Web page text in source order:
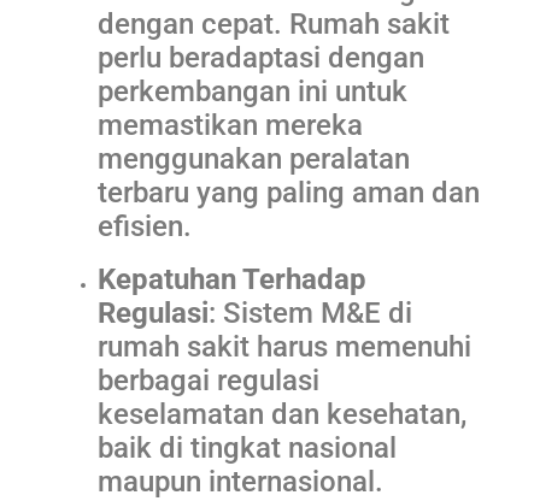
dengan cepat. Rumah sakit
perlu beradaptasi dengan
perkembangan ini untuk
memastikan mereka
menggunakan peralatan
terbaru yang paling aman dan
efisien.
Kepatuhan Terhadap
Regulasi: Sistem M&E di
rumah sakit harus memenuhi
berbagai regulasi
keselamatan dan kesehatan,
baik di tingkat nasional
maupun internasional.